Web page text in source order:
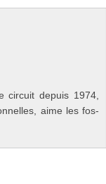
cir­cuit de­puis 1974,
aime les fos­